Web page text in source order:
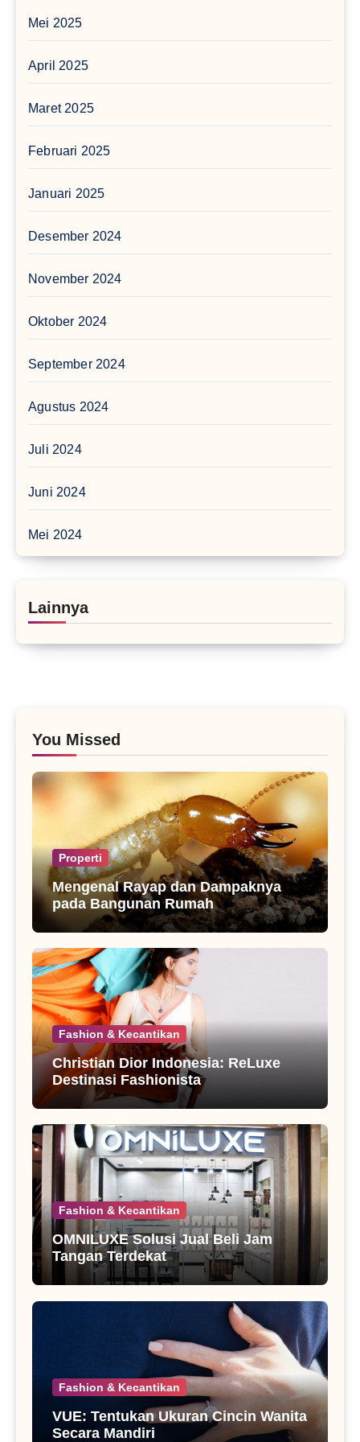
Mei 2025
April 2025
Maret 2025
Februari 2025
Januari 2025
Desember 2024
November 2024
Oktober 2024
September 2024
Agustus 2024
Juli 2024
Juni 2024
Mei 2024
Lainnya
You Missed
Properti
Mengenal Rayap dan Dampaknya
pada Bangunan Rumah
Fashion & Kecantikan
Christian Dior Indonesia: ReLuxe
Destinasi Fashionista
Fashion & Kecantikan
OMNILUXE Solusi Jual Beli Jam
Tangan Terdekat
Fashion & Kecantikan
VUE: Tentukan Ukuran Cincin Wanita
Secara Mandiri